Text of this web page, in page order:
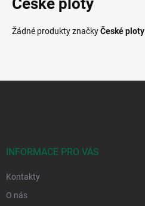
České ploty
Žádné produkty značkyČeské ploty
INFORMACE PRO VÁS
Kontakty
O nás